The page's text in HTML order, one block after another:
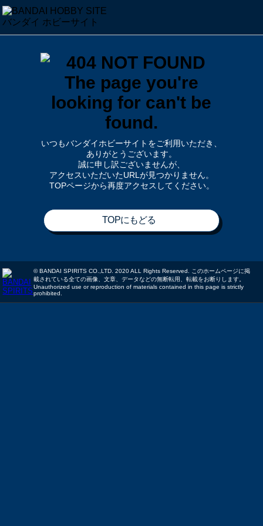
いつもバンダイホビーサイトをご利用いただき、
ありがとうございます。
誠に申し訳ございませんが、
アクセスいただいたURLが見つかりません。
TOPページから再度アクセスしてください。
TOPにもどる
© BANDAI SPIRITS CO.,LTD. 2020 ALL Rights Reserved. このホームページに掲
載されている全ての画像、文章、データなどの無断転用、転載をお断りします。
Unauthorized use or reproduction of materials contained in this page is strictly
prohibited.